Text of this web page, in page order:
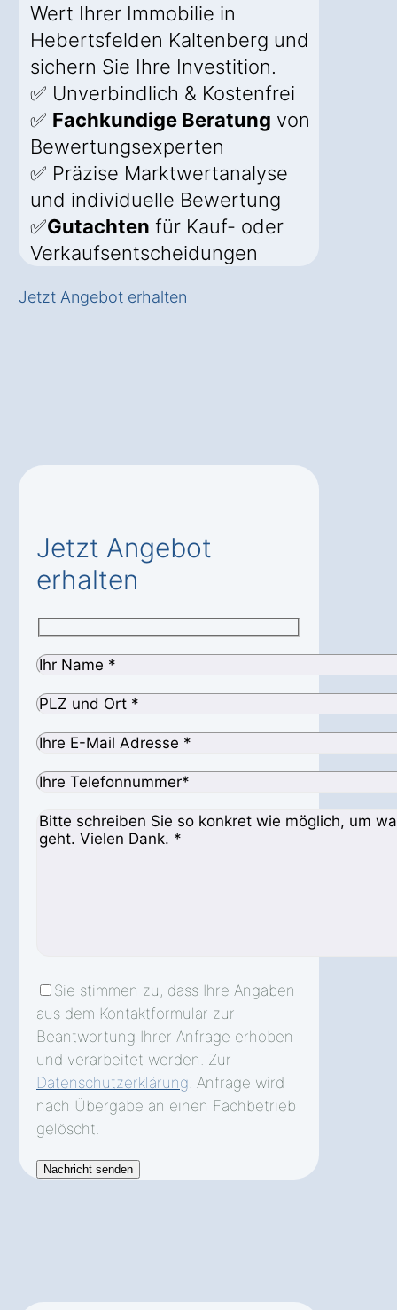
Wert Ihrer Immobilie in
Hebertsfelden Kaltenberg und
sichern Sie Ihre Investition.
✅ Unverbindlich & Kostenfrei
✅ Fachkundige Beratung von
Bewertungsexperten
✅ Präzise Marktwertanalyse
und individuelle Bewertung
✅Gutachten für Kauf- oder
Verkaufsentscheidungen
Jetzt Angebot erhalten
Jetzt Angebot
erhalten
Sie stimmen zu, dass Ihre Angaben
aus dem Kontaktformular zur
Beantwortung Ihrer Anfrage erhoben
und verarbeitet werden. Zur
Datenschutzerklärung . Anfrage wird
nach Übergabe an einen Fachbetrieb
gelöscht.